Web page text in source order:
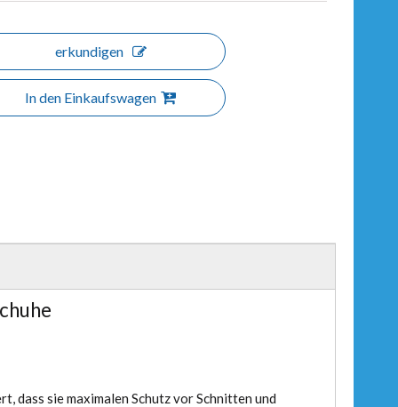
erkundigen
In den Einkaufswagen
dass sie maximalen Schutz vor Schnitten und